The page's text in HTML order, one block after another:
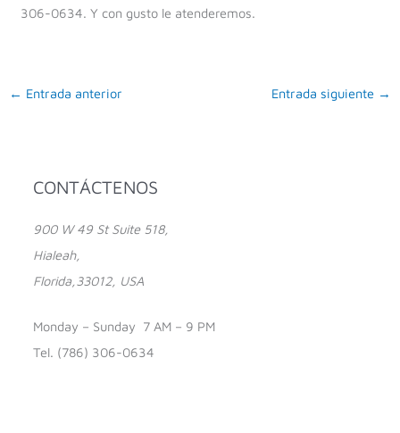
306-0634. Y con gusto le atenderemos.
← Entrada anterior Entrada siguiente →
CONTÁCTENOS
900 W 49 St Suite 518,
Hialeah,
Florida,33012, USA
Monday – Sunday 7 AM – 9 PM
Tel. (786) 306-0634